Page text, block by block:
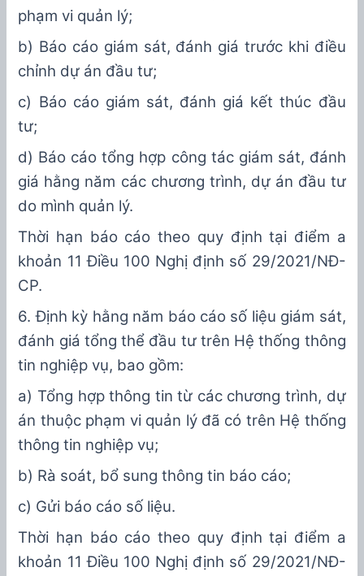
phạm vi quản lý;
b) Báo cáo giám sát, đánh giá trước khi điều
chỉnh dự án đầu tư;
c) Báo cáo giám sát, đánh giá kết thúc đầu
tư;
d) Báo cáo tổng hợp công tác giám sát, đánh
giá hằng năm các chương trình, dự án đầu tư
do mình quản lý.
Thời hạn báo cáo theo quy định tại điểm a
khoản 11Điều 100 Nghị định số 29/2021/NĐ-
CP.
6. Định kỳ hằng năm báo cáo số liệu giám sát,
đánh giá tổng thể đầu tư trên Hệ thống thông
tin nghiệp vụ, bao gồm:
a) Tổng hợp thông tin từ các chương trình, dự
án thuộc phạm vi quản lý đã có trên Hệ thống
thông tin nghiệp vụ;
b) Rà soát, bổ sung thông tin báo cáo;
c) Gửi báo cáo số liệu.
Thời hạn báo cáo theo quy định tại điểm a
khoản 11 Điều 100 Nghị định số 29/2021/NĐ-